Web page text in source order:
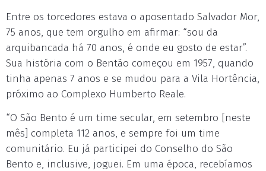
Entre os torcedores estava o aposentado Salvador Mor,
75 anos, que tem orgulho em afirmar: “sou da
arquibancada há 70 anos, é onde eu gosto de estar”.
Sua história com o Bentão começou em 1957, quando
tinha apenas 7 anos e se mudou para a Vila Hortência,
próximo ao Complexo Humberto Reale.
“O São Bento é um time secular, em setembro [neste
mês] completa 112 anos, e sempre foi um time
comunitário. Eu já participei do Conselho do São
Bento e, inclusive, joguei. Em uma época, recebíamos